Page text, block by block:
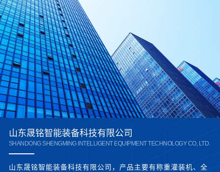
山东晟铭智能装备科技有限公司
SHANDONG SHENGMING INTELLIGENT EQUIPMENT TECHNOLOGY CO, LTD.
山东晟铭智能装备科技有限公司，产品主要有称重灌装机、全